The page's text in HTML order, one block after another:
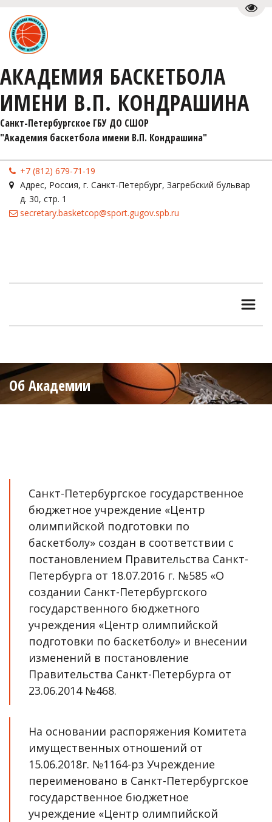
АКАДЕМИЯ БАСКЕТБОЛА
ИМЕНИ В.П. КОНДРАШИНА
Санкт-Петербургское ГБУ ДО СШОР
"Академия баскетбола имени В.П. Кондрашина"
+7 (812) 679-71-19
Адрес, Россия, г. Санкт-Петербург, Загребский бульвар
д. 30, стр. 1
secretary.basketcop@sport.gugov.spb.ru
Об Академии
Санкт-Петербургское государственное
бюджетное учреждение «Центр
олимпийской подготовки по
баскетболу» создан в соответствии с
постановлением Правительства Санкт-
Петербурга от 18.07.2016 г. №585 «О
создании Санкт-Петербургского
государственного бюджетного
учреждения «Центр олимпийской
подготовки по баскетболу» и внесении
изменений в постановление
Правительства Санкт-Петербурга от
23.06.2014 №468.
На основании распоряжения Комитета
имущественных отношений от
15.06.2018г. №1164-рз Учреждение
переименовано в Санкт-Петербургское
государственное бюджетное
учреждение «Центр олимпийской